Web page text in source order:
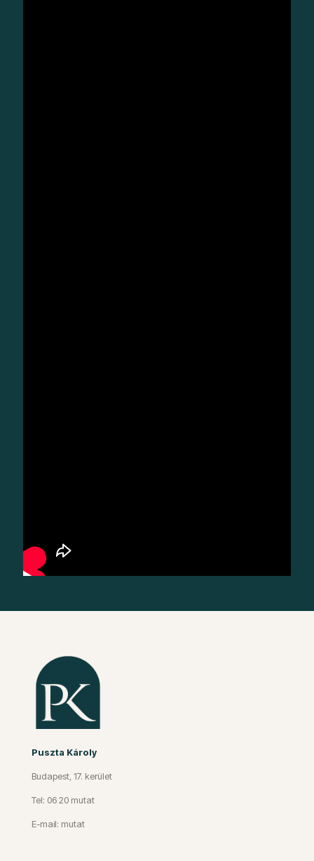
Puszta Károly
Budapest, 17. kerület
Tel: 06 20 mutat
E-mail: mutat